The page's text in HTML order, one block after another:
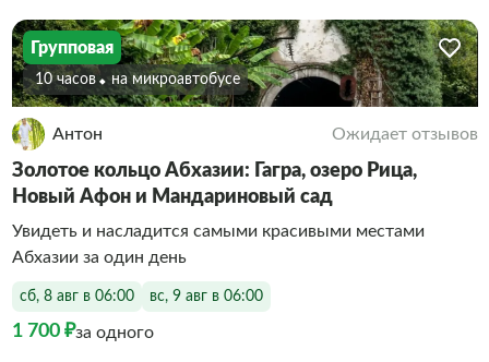
Групповая
10 часов На микроавтобусе
Антон Ожидает отзывов
Золотое кольцо Абхазии: Гагра, озеро Рица,
Новый Афон и Мандариновый сад
Увидеть и насладится самыми красивыми местами
Абхазии за один день
сб, 8 авг в 06:00 вс, 9 авг в 06:00
1 700 ₽за одного